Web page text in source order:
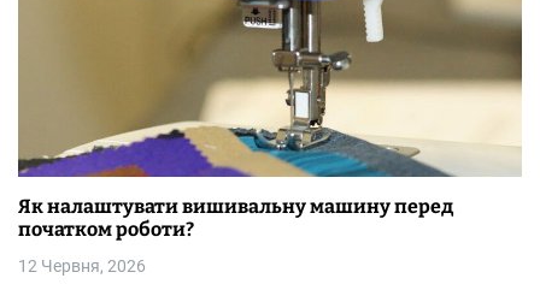
Як налаштувати вишивальну машину перед
початком роботи?
12 Червня, 2026